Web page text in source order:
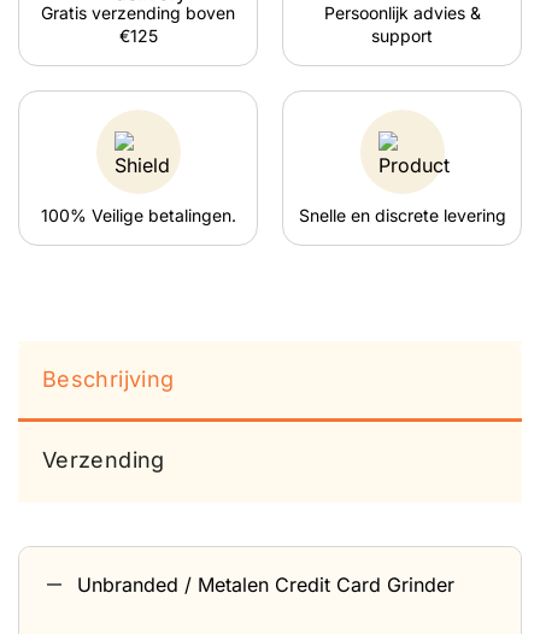
Gratis verzending boven
€125
Persoonlijk advies &
support
100% Veilige betalingen. Snelle en discrete levering
Beschrijving
Verzending
Unbranded / Metalen Credit Card Grinder